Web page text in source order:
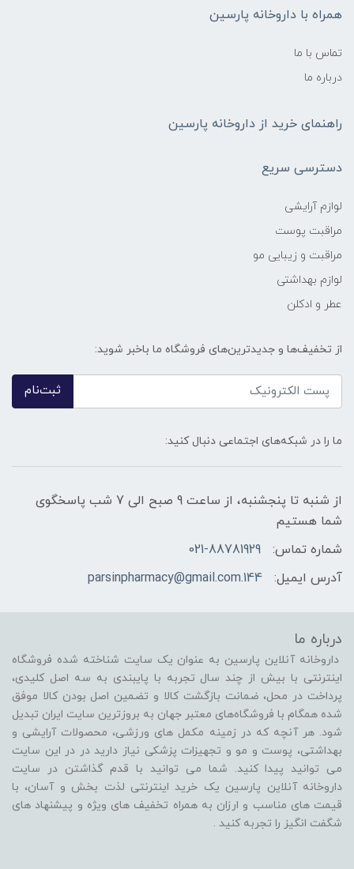
همراه با داروخانه پارسین
تماس با ما
درباره ما
راهنمای خرید از داروخانه پارسین
دسترسی سریع
لوازم آرایشی
مراقبت پوست
مراقبت و زیبایی مو
لوازم بهداشتی
عطر و ادکلن
از تخفیف‌ها و جدیدترین‌های فروشگاه ما باخبر شوید:
ثبت‌نام
ما را در شبکه‌های اجتماعی دنبال کنید:
از شنبه تا پنجشنبه، از ساعت 9 صبح الی 7 شب پاسخگوی
شما هستیم
شماره تماس:
021-88781929
آدرس ایمیل:
144.parsinpharmacy@gmail.com
درباره ما
داروخانه آنلاین پارسین به عنوان یک سایت شناخته شده فروشگاه
اینترنتی با بیش از چند سال تجربه با پایبندی به سه اصل کلیدی،
پرداخت در محل، ضمانت بازگشت کالا و تضمین اصل بودن کالا موفق
شده همگام با فروشگاه‌های معتبر جهان به بروزترین سایت ایران تبدیل
شود. هر آنچه که در زمینه مکمل های ورزشی، محصولات آرایشی و
بهداشتی، پوست و مو و تجهیزات پزشکی نیاز دارید در در این سایت
می توانید پیدا کنید. شما می توانید با قدم گذاشتن در سایت
داروخانه آنلاین پارسین یک خرید اینترنتی لذت بخش و آسان، با
قیمت های مناسب و ارزان به همراه تخفیف های ویژه و پیشنهاد های
شگفت انگیز را تجربه کنید .